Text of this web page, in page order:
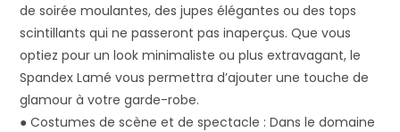
de soirée moulantes, des jupes élégantes ou des tops
scintillants qui ne passeront pas inaperçus. Que vous
optiez pour un look minimaliste ou plus extravagant, le
Spandex Lamé vous permettra d’ajouter une touche de
glamour à votre garde-robe.
● Costumes de scène et de spectacle : Dans le domaine